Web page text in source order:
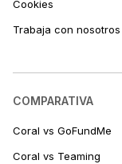
Cookies
Trabaja con nosotros
COMPARATIVA
Coral vs GoFundMe
Coral vs Teaming